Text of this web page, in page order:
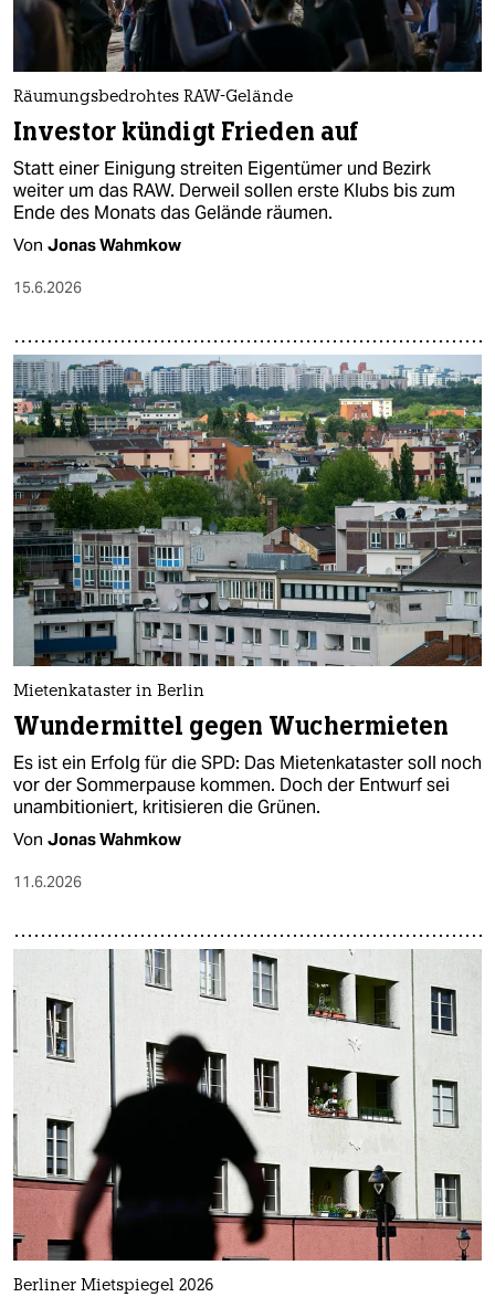
Räumungsbedrohtes RAW-Gelände
Investor kündigt Frieden auf
Statt einer Einigung streiten Eigentümer und Bezirk
weiter um das RAW. Derweil sollen erste Klubs bis zum
Ende des Monats das Gelände räumen.
Von Jonas Wahmkow
15.6.2026
Mietenkataster in Berlin
Wundermittel gegen Wuchermieten
Es ist ein Erfolg für die SPD: Das Mietenkataster soll noch
vor der Sommerpause kommen. Doch der Entwurf sei
unambitioniert, kritisieren die Grünen.
Von Jonas Wahmkow
11.6.2026
Berliner Mietspiegel 2026